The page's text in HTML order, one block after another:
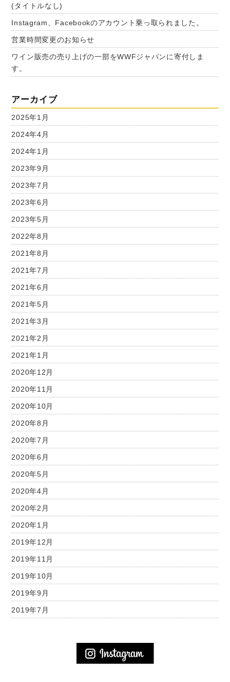
(タイトルなし)
Instagram、Facebookのアカウント乗っ取られました。
営業時間変更のお知らせ
ワイン販売の売り上げの一部をWWFジャパンに寄付しま
す。
アーカイブ
2025年1月
2024年4月
2024年1月
2023年9月
2023年7月
2023年6月
2023年5月
2022年8月
2021年8月
2021年7月
2021年6月
2021年5月
2021年3月
2021年2月
2021年1月
2020年12月
2020年11月
2020年10月
2020年8月
2020年7月
2020年6月
2020年5月
2020年4月
2020年2月
2020年1月
2019年12月
2019年11月
2019年10月
2019年9月
2019年7月